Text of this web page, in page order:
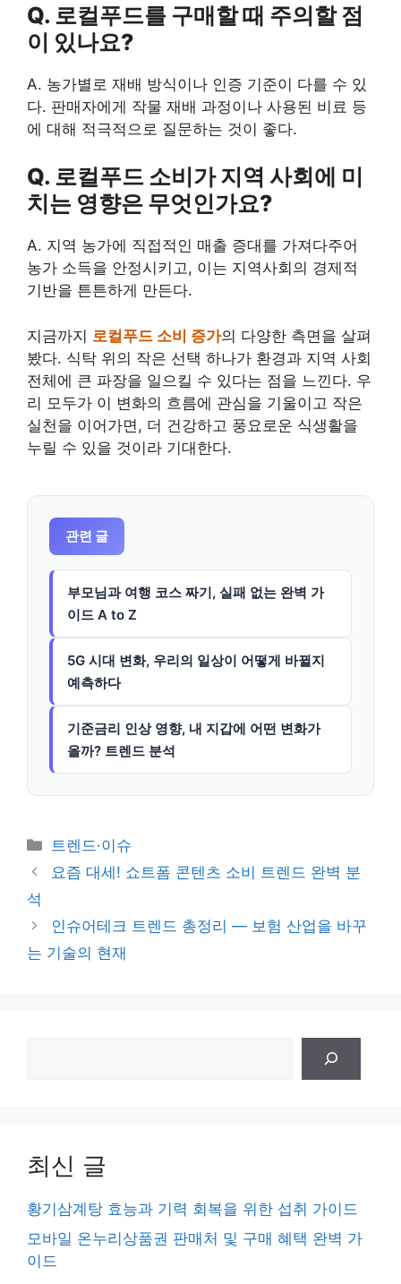
Q. 로컬푸드를 구매할 때 주의할 점
이 있나요?
A. 농가별로 재배 방식이나 인증 기준이 다를 수 있
다. 판매자에게 작물 재배 과정이나 사용된 비료 등
에 대해 적극적으로 질문하는 것이 좋다.
Q. 로컬푸드 소비가 지역 사회에 미
치는 영향은 무엇인가요?
A. 지역 농가에 직접적인 매출 증대를 가져다주어
농가 소득을 안정시키고, 이는 지역사회의 경제적
기반을 튼튼하게 만든다.
지금까지 로컬푸드 소비 증가의 다양한 측면을 살펴
봤다. 식탁 위의 작은 선택 하나가 환경과 지역 사회
전체에 큰 파장을 일으킬 수 있다는 점을 느낀다. 우
리 모두가 이 변화의 흐름에 관심을 기울이고 작은
실천을 이어가면, 더 건강하고 풍요로운 식생활을
누릴 수 있을 것이라 기대한다.
관련 글
부모님과 여행 코스 짜기, 실패 없는 완벽 가
이드 A to Z
5G 시대 변화, 우리의 일상이 어떻게 바뀔지
예측하다
기준금리 인상 영향, 내 지갑에 어떤 변화가
올까? 트렌드 분석
카
테
트렌드·이슈
요즘 대세! 쇼트폼 콘텐츠 소비 트렌드 완벽 분
석
인슈어테크 트렌드 총정리 — 보험 산업을 바꾸
는 기술의 현재
최신 글
황기삼계탕 효능과 기력 회복을 위한 섭취 가이드
모바일 온누리상품권 판매처 및 구매 혜택 완벽 가
이드